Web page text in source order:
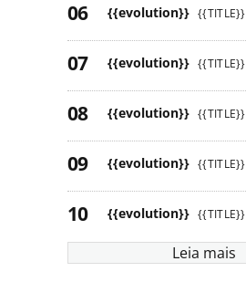
{{evolution}} {{TITLE}}
{{evolution}} {{TITLE}}
{{evolution}} {{TITLE}}
{{evolution}} {{TITLE}}
{{evolution}} {{TITLE}}
Leia mais